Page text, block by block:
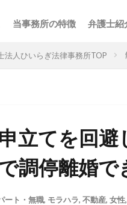
当事務所の特徴 弁護士紹
法人ひいらぎ法律事務所TOP
立てを回
調停離婚で
ート・無職, モラハラ, 不動産, 女性,